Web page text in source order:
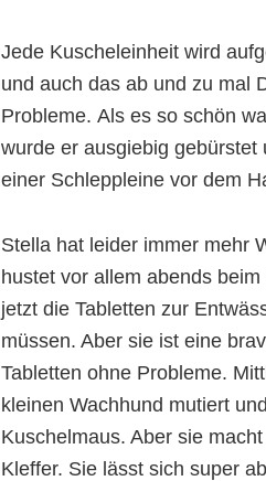
Jede Kuscheleinheit wird
und auch das ab und zu mal
Probleme. Als es so schön
wurde er ausgiebig gebürstet
einer Schleppleine vor dem
Stella hat leider immer mehr
hustet vor allem abends
jetzt die Tabletten zur
müssen. Aber sie ist eine
Tabletten ohne Probleme.
kleinen Wachhund mutiert
Kuschelmaus. Aber sie
Kleffer. Sie lässt sich super